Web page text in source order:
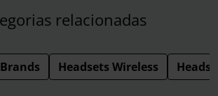
relacionadas
Brands Headsets Wireless